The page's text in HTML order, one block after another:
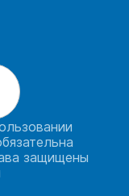
защищены